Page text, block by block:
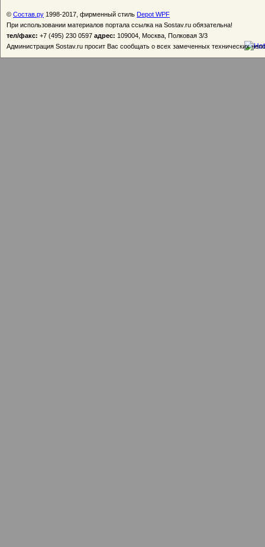
© Состав.ру 1998-2017, фирменный стиль Depot WPF
При использовании материалов портала ссылка на Sostav.ru обязательна!
тел/факс: +7 (495) 230 0597 адрес: 109004, Москва, Полковая 3/3
Администрация Sostav.ru просит Вас сообщать о всех замеченных технических